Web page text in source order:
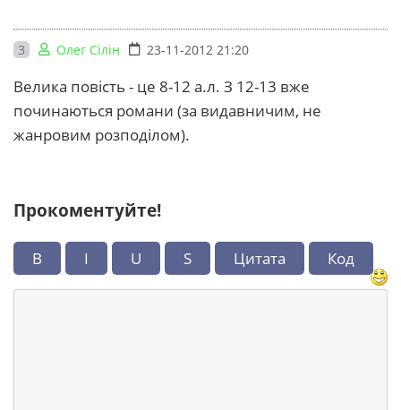
3 Олег Сілін 23-11-2012 21:20
Велика повість - це 8-12 а.л. З 12-13 вже
починаються романи (за видавничим, не
жанровим розподілом).
Прокоментуйте!
B I U S Цитата Код